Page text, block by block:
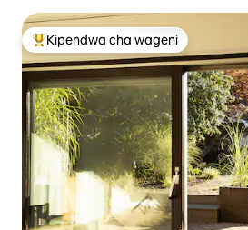
Kipendwa maarufu cha wageni
Kipendwa cha wageni